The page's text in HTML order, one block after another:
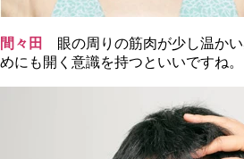
間々田
眼の周りの筋肉が少し温か
めにも開く意識を持つといいですね。